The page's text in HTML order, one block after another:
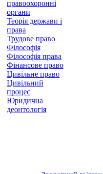
правоохоронні
органи
Теорія держави і
права
Трудове право
Філософія
Філософія права
Фінансове право
Цивільне право
Цивільний
процес
Юридична
деонтологія